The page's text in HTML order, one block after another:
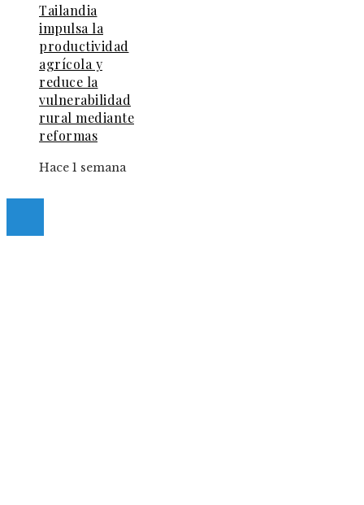
Tailandia
impulsa la
productividad
agrícola y
reduce la
vulnerabilidad
rural mediante
reformas
Hace 1 semana